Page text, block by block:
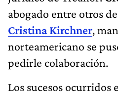
abogado entre otros
Cristina Kirchner,
norteamericano se
pedirle colaboración.
Los sucesos ocurridos